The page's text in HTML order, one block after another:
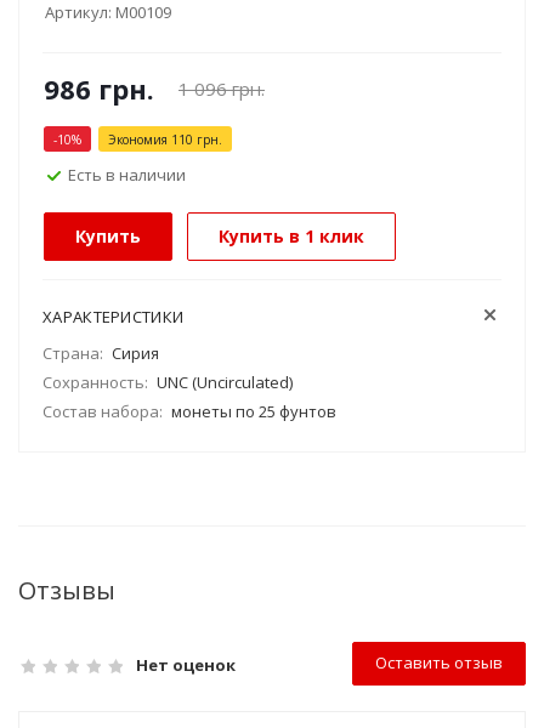
Артикул: М00109
986 грн. 1 096грн.
-10% Экономия 110 грн.
Есть в наличии
Купить Купить в 1 клик
ХАРАКТЕРИСТИКИ
Страна: Сирия
Сохранность: UNC (Uncirculated)
Состав набора: монеты по 25 фунтов
Отзывы
Нет оценок Оставить отзыв